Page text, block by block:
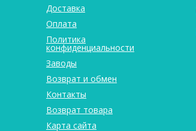
Доставка
Оплата
Политика
конфиденциальности
Заводы
Возврат и обмен
Контакты
Возврат товара
Карта сайта